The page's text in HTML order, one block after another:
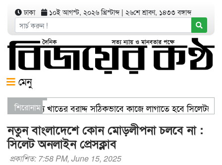
ঢাকা ১০ই আগস্ট, ২০২৬ খ্রিস্টাব্দ| ২৬শে শ্রাবণ, ১৪৩৩ বঙ্গাব্দ
মেনু
শিরোনামস্বাস্থ্য খাতের বরাদ্দ সঠিকভাবে কাজে লাগাতে হবে
যার যেখানে খালি জায়গা আছে, গাছ লাগান — আব্দুল কাইয়ুম
নতুন বাংলাদেশে কোন মোড়লীপনা চলবে না :
সিলেট অনলাইন প্রেসক্লাব
প্রকাশিত: 7:58 PM, June 15, 2025